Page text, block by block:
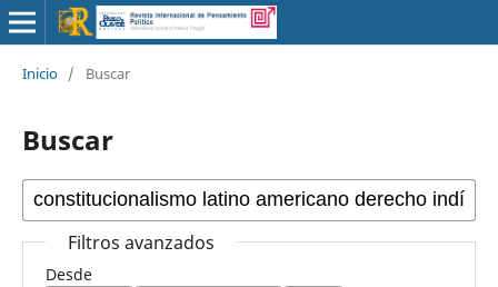
Inicio / Buscar
Buscar
Filtros avanzados
Desde